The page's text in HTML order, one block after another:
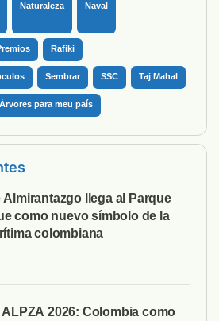
Naturaleza Naval
Rafiki
Sembrar SSC Taj Mahal
Árvores para meu país
Almirantazgo llega al Parque
como nuevo símbolo de la
colombiana
2026: Colombia como